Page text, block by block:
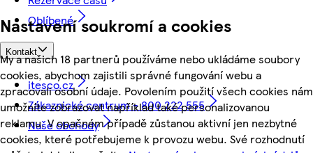
Nastavení soukromí a cookies
My a našich 18 partnerů používáme nebo ukládáme soubory
cookies, abychom zajistili správné fungování webu a
zpracovali osobní údaje. Povolením použití všech cookies nám
umožníte zobrazovat například také personalizovanou
reklamu. V opačném případě zůstanou aktivní jen nezbytné
cookies, které potřebujeme k provozu webu. Své rozhodnutí
Oblíbené
Kontakt
itesco.cz
Zákaznické centrum - 800 222 555
Naše obchody